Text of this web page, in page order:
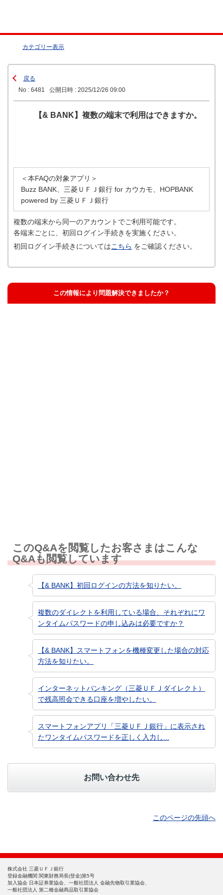
カテゴリー表示
戻る
No : 6481
公開日時 : 2025/12/26 09:00
【& BANK】複数の端末で利用はできますか。
＜本FAQの対象アプリ＞
Buzz BANK、三菱ＵＦＪ銀行 for カウカモ、HOPBANK
powered by 三菱ＵＦＪ銀行
複数の端末から同一のアカウントでご利用可能です。
各端末ごとに、初回ログイン手続きを実施ください。
初回ログイン手続きについてはこちら をご確認ください。
この情報により問題解決できましたか？
このQ&Aを閲覧したお客さまはこんな
Q&Aも閲覧しています
【& BANK】初回ログインの方法を知りたい。
複数のダイレクトを利用している場合、それぞれにワ
ンタイムパスワードの申し込みは必要ですか？
【& BANK】スマートフォンを機種変更した場合の対応
方法を知りたい。
インターネットバンキング（三菱ＵＦＪダイレクト）
で残高照会できる口座を増やしたい。
スマートフォンアプリ「三菱ＵＦＪ銀行」に表示され
たワンタイムパスワードを正しく入力し...
お問い合わせ先
このページの先頭へ
株式会社 三菱ＵＦＪ銀行
登録金融機関 関東財務局長(登金)第5号
加入協会 日本証券業協会、一般社団法人 金融先物取引業協会、
一般社団法人 第二種金融商品取引業協会